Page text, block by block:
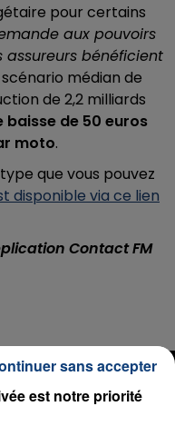
pour certains
aux pouvoirs
bénéficient
scénario médian de
de 2,2 milliards
baisse de 50 euros
moto.
que vous pouvez
disponible via ce lien
Contact FM
CONTACT
est notre priorité
sans accepter